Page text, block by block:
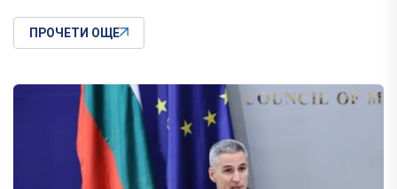
ПРОЧЕТИ ОЩЕ